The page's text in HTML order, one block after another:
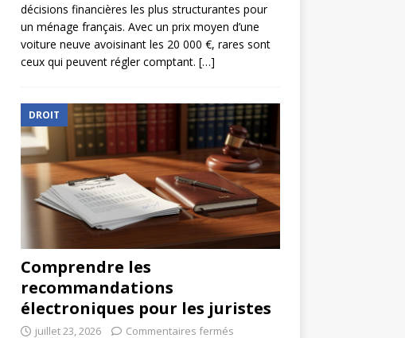
décisions financières les plus structurantes pour
un ménage français. Avec un prix moyen d’une
voiture neuve avoisinant les 20 000 €, rares sont
ceux qui peuvent régler comptant. […]
DROIT
Comprendre les
recommandations
électroniques pour les juristes
juillet 23, 2026 Commentaires fermés